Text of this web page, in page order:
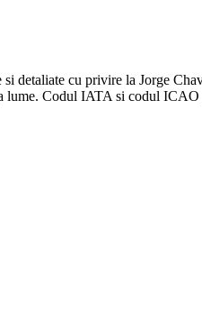
detaliate cu privire la Jorge
lume. Codul IATA si codul